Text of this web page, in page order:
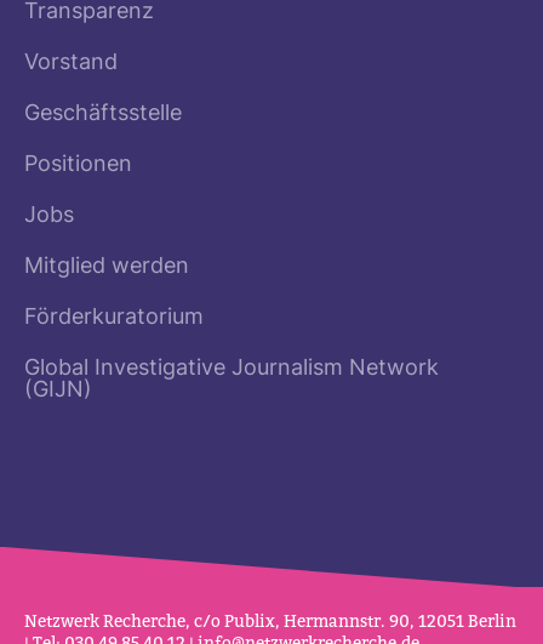
Transparenz
Vorstand
Geschäftsstelle
Positionen
Jobs
Mitglied werden
Förderkuratorium
Global Investigative Journalism Network
(GIJN)
Netz­werk Recherche, c/o Publix, Her­mannstr. 90, 12051 Berlin